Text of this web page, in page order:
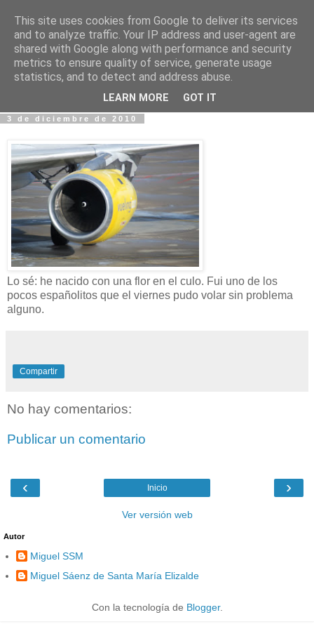
Fotos y Cosas
Miguel Sáenz de Santa María Elizalde
"Un blog es como un diario, pero sin candado".
3 de diciembre de 2010
Lo sé: he nacido con una flor en el culo. Fui uno de los
pocos españolitos que el viernes pudo volar sin problema
alguno.
Compartir
No hay comentarios:
Publicar un comentario
‹ ›
Inicio
Ver versión web
Autor
Miguel SSM
Miguel Sáenz de Santa María Elizalde
Con la tecnología de Blogger.
This site uses cookies from Google to deliver its services
and to analyze traffic. Your IP address and user-agent are
shared with Google along with performance and security
metrics to ensure quality of service, generate usage
statistics, and to detect and address abuse.
LEARN MORE GOT IT